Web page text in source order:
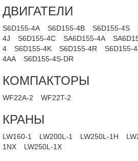
ДВИГАТЕЛИ
S6D155-4A S6D155-4B S6D155-4S
4J
S6D155-4C SA6D155-4A
4
S6D155-4K S6D155-4R S6D155-
4AA
S6D155-4S-DR
КОМПАКТОРЫ
WF22A-2 WF22T-2
КРАНЫ
LW160-1 LW200L-1 LW250L-1H
1NX
LW250L-1X